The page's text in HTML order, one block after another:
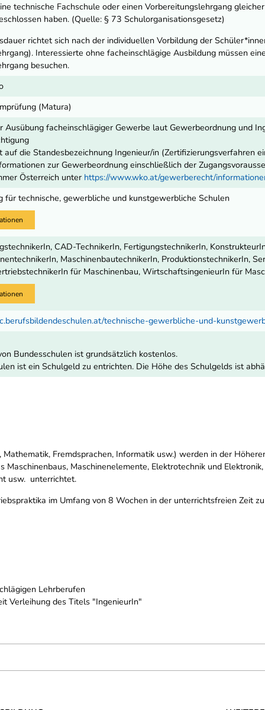
technische Fachschule oder einen Vorbereitungslehrgang
haben. (Quelle: § 73 Schulorganisationsgesetz)
richtet sich nach der individuellen Vorbildung der
Interessierte ohne facheinschlägige Ausbildung müssen
besuchen.
(Matura)
Ausübung facheinschlägiger Gewerbe laut Gewerbeordnung und
die Standesbezeichnung Ingenieur/in (Zertifizierungsverfahren
zur Gewerbeordnung einschließlich der
Österreich unter https://www.wko.at/gewerberecht/
für technische, gewerbliche und kunstgewerbliche Schulen
CAD-TechnikerIn, FertigungstechnikerIn,
MaschinenbautechnikerIn, ProduktionstechnikerIn,
für Maschinenbau, WirtschaftsingenieurIn für
technische-gewerbliche-und-
Bundesschulen ist grundsätzlich kostenlos.
ist ein Schulgeld zu entrichten. Die Höhe des Schulgelds ist
Fremdsprachen, Informatik usw.) werden in der
Maschinenelemente, Elektrotechnik und
usw. unterrichtet.
im Umfang von 8 Wochen in der unterrichtsfreien Zeit
Lehrberufen
Verleihung des Titels "IngenieurIn"